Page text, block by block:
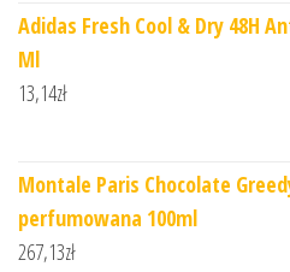
Adidas Fresh Cool & Dry 48H
Ml
13,14zł
Montale Paris Chocolate
perfumowana 100ml
267,13zł